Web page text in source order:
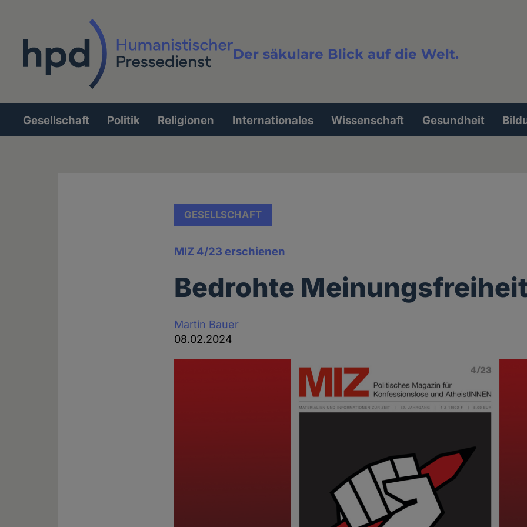
Der säkulare Blick auf die Welt.
Volltextsuche
Hauptnavigation
Gesellschaft Politik Religionen Internationales Wissenschaft Gesundheit
GESELLSCHAFT
MIZ 4/23 erschienen
Bedrohte
Martin Bauer
08.02.2024